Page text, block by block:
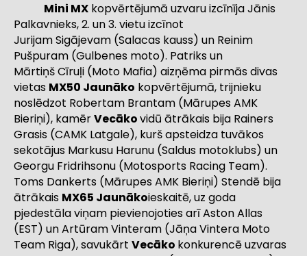
Mini MX kopvērtējumā uzvaru izcīnīja Jānis
Palkavnieks, 2. un 3. vietu izcīnot
Jurijam Sigājevam (Salacas kauss) un Reinim
Pušpuram (Gulbenes moto). Patriks un
Mārtiņš Cīruļi (Moto Mafia) aizņēma pirmās divas
vietas MX50 Jaunāko kopvērtējumā, trijnieku
noslēdzot Robertam Brantam (Mārupes AMK
Bieriņi), kamērVecākovidū ātrākais bija Rainers
Grasis (CAMK Latgale), kurš apsteidza tuvākos
sekotājus Markusu Harunu (Saldus motoklubs) un
Georgu Fridrihsonu (Motosports Racing Team).
Toms Dankerts (Mārupes AMK Bieriņi) Stendē bija
ātrākais MX65 Jaunākoieskaitē, uz goda
pjedestāla viņam pievienojoties arī Aston Allas
(EST) un Artūram Vinteram (Jāņa Vintera Moto
Team Riga), savukārt Vecāko konkurencē uzvaras